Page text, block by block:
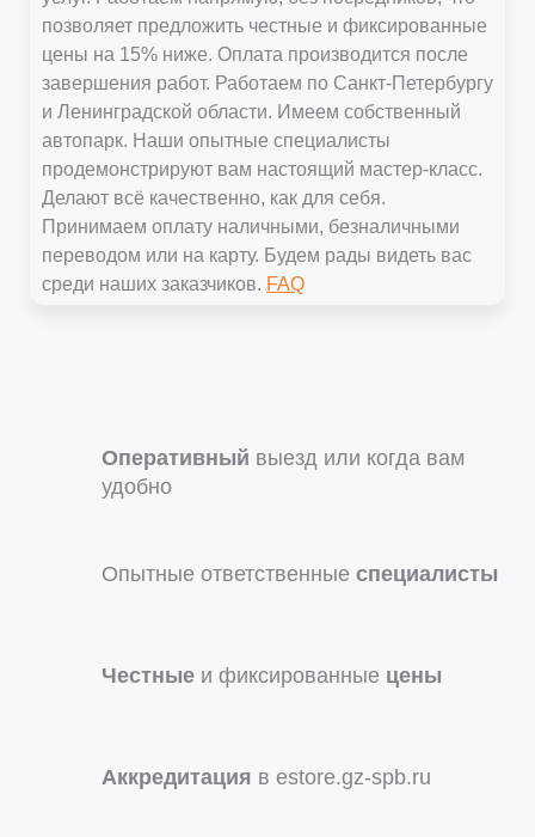
позволяет предложить честные и фиксированные
цены на 15% ниже. Оплата производится после
завершения работ. Работаем по Санкт-Петербургу
и Ленинградской области. Имеем собственный
автопарк. Наши опытные специалисты
продемонстрируют вам настоящий мастер-класс.
Делают всё качественно, как для себя.
Принимаем оплату наличными, безналичными
переводом или на карту. Будем рады видеть вас
среди наших заказчиков. FAQ
Оперативный выезд или когда вам
удобно
Опытные ответственные специалисты
Честные и фиксированные цены
Аккредитация в estore.gz-spb.ru